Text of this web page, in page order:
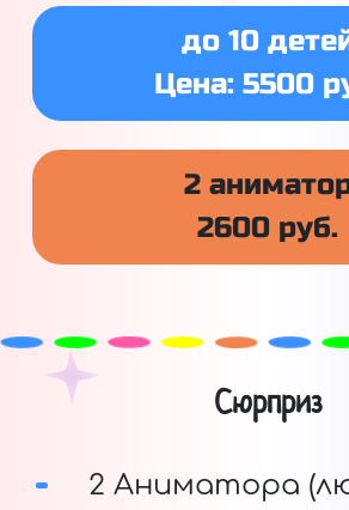
до 10
Цена: 5500
2
2600 руб.
Сюрприз
2 Аниматора